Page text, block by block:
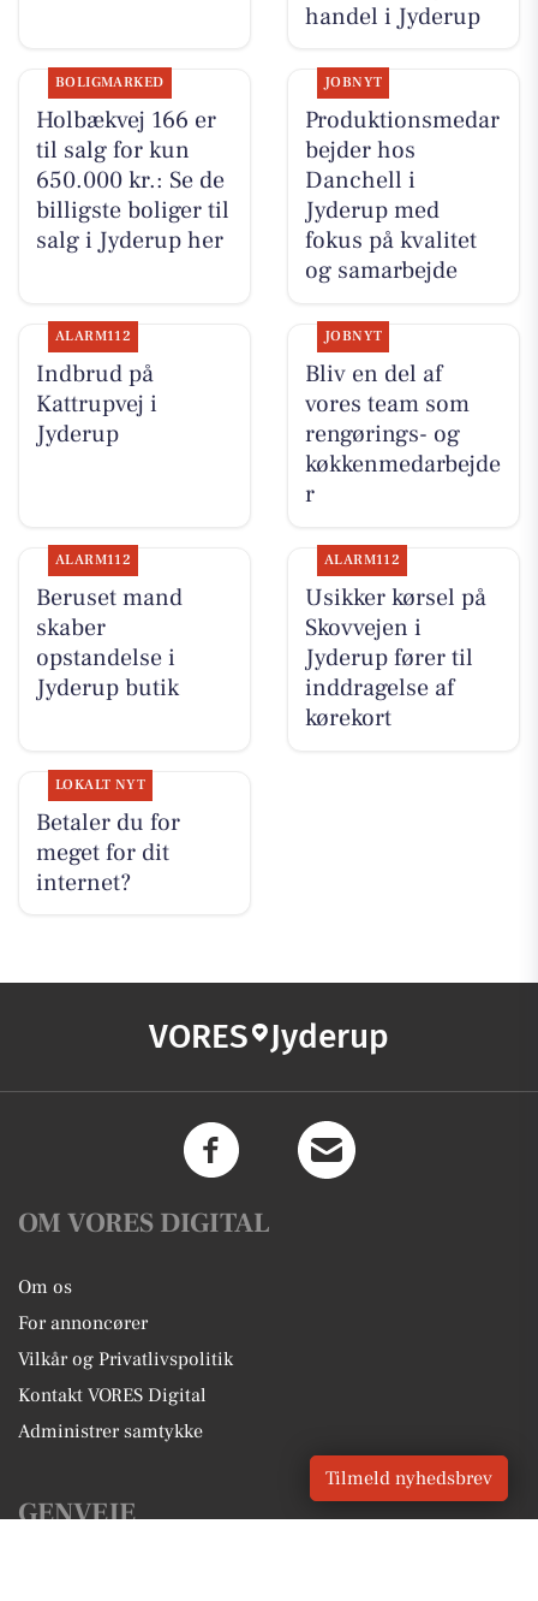
handel i Jyderup
BOLIGMARKED
Holbækvej 166 er
til salg for kun
650.000 kr.: Se de
billigste boliger til
salg i Jyderup her
JOBNYT
Produktionsmedar
bejder hos
Danchell i
Jyderup med
fokus på kvalitet
og samarbejde
ALARM112
Indbrud på
Kattrupvej i
Jyderup
JOBNYT
Bliv en del af
vores team som
rengørings- og
køkkenmedarbejde
r
ALARM112
Beruset mand
skaber
opstandelse i
Jyderup butik
ALARM112
Usikker kørsel på
Skovvejen i
Jyderup fører til
inddragelse af
kørekort
LOKALT NYT
Betaler du for
meget for dit
internet?
VORES Jyderup
OM VORES DIGITAL
Om os
For annoncører
Vilkår og Privatlivspolitik
Kontakt VORES Digital
Administrer samtykke
GENVEJE
Tilmeld nyhedsbrev